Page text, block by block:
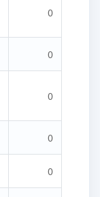
0
0
0
0
0